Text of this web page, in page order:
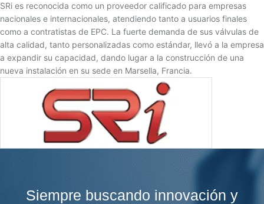
SRi es reconocida como un proveedor calificado para empresas
nacionales e internacionales, atendiendo tanto a usuarios finales
como a contratistas de EPC. La fuerte demanda de sus válvulas de
alta calidad, tanto personalizadas como estándar, llevó a la empresa
a expandir su capacidad, dando lugar a la construcción de una
nueva instalación en su sede en Marsella, Francia.
Siempre buscando innovación y